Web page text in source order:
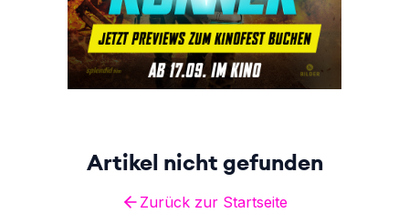
Artikel nicht gefunden
Zurück zur Startseite